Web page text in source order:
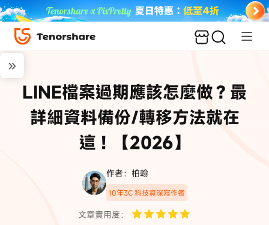
LINE檔案過期應該怎麼做？最
詳細資料備份/轉移方法就在
這！【2026】
作者：柏翰
10年3C 科技資深寫作者
文章實用度：